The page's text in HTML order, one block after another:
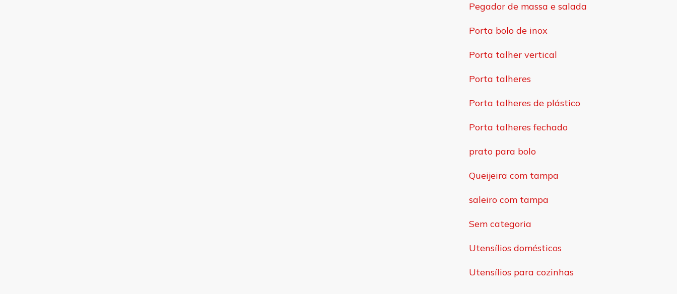
Pegador de massa e salada
Porta bolo de inox
Porta talher vertical
Porta talheres
Porta talheres de plástico
Porta talheres fechado
prato para bolo
Queijeira com tampa
saleiro com tampa
Sem categoria
Utensílios domésticos
Utensílios para cozinhas